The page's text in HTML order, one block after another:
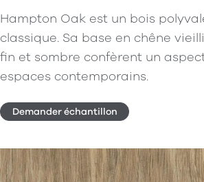
Hampton Oak est un bois
classique. Sa base en chêne
fin et sombre confèrent un
espaces contemporains.
Demander échantillon